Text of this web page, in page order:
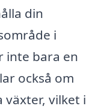
din
i
inte bara en
också om
växter, vilket i